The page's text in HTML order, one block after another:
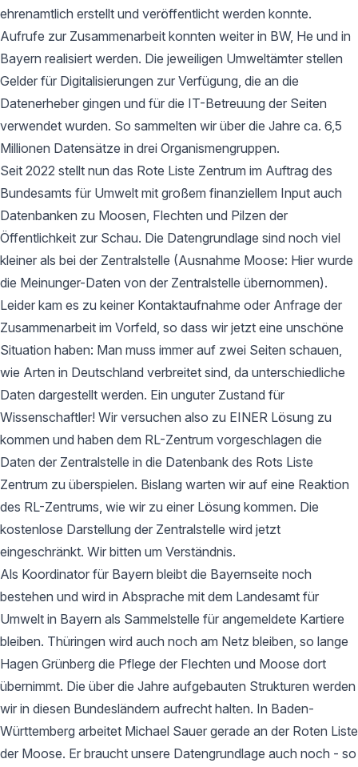
ehrenamtlich erstellt und veröffentlicht werden konnte.
Aufrufe zur Zusammenarbeit konnten weiter in BW, He und in
Bayern realisiert werden. Die jeweiligen Umweltämter stellen
Gelder für Digitalisierungen zur Verfügung, die an die
Datenerheber gingen und für die IT-Betreuung der Seiten
verwendet wurden. So sammelten wir über die Jahre ca. 6,5
Millionen Datensätze in drei Organismengruppen.
Seit 2022 stellt nun das Rote Liste Zentrum im Auftrag des
Bundesamts für Umwelt mit großem finanziellem Input auch
Datenbanken zu Moosen, Flechten und Pilzen der
Öffentlichkeit zur Schau. Die Datengrundlage sind noch viel
kleiner als bei der Zentralstelle (Ausnahme Moose: Hier wurde
die Meinunger-Daten von der Zentralstelle übernommen).
Leider kam es zu keiner Kontaktaufnahme oder Anfrage der
Zusammenarbeit im Vorfeld, so dass wir jetzt eine unschöne
Situation haben: Man muss immer auf zwei Seiten schauen,
wie Arten in Deutschland verbreitet sind, da unterschiedliche
Daten dargestellt werden. Ein unguter Zustand für
Wissenschaftler! Wir versuchen also zu EINER Lösung zu
kommen und haben dem RL-Zentrum vorgeschlagen die
Daten der Zentralstelle in die Datenbank des Rots Liste
Zentrum zu überspielen. Bislang warten wir auf eine Reaktion
des RL-Zentrums, wie wir zu einer Lösung kommen. Die
kostenlose Darstellung der Zentralstelle wird jetzt
eingeschränkt. Wir bitten um Verständnis.
Als Koordinator für Bayern bleibt die Bayernseite noch
bestehen und wird in Absprache mit dem Landesamt für
Umwelt in Bayern als Sammelstelle für angemeldete Kartiere
bleiben. Thüringen wird auch noch am Netz bleiben, so lange
Hagen Grünberg die Pflege der Flechten und Moose dort
übernimmt. Die über die Jahre aufgebauten Strukturen werden
wir in diesen Bundesländern aufrecht halten. In Baden-
Württemberg arbeitet Michael Sauer gerade an der Roten Liste
der Moose. Er braucht unsere Datengrundlage auch noch - so